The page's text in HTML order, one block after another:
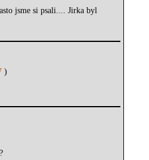
jsme si psali.... Jirka byl
)